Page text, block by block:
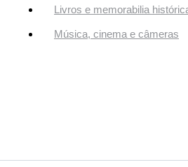
Livros e memorabilia
Música, cinema e câmeras